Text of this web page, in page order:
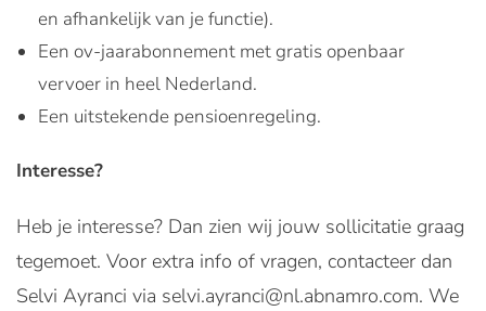
en afhankelijk van je functie).
Een ov-jaarabonnement met gratis openbaar
vervoer in heel Nederland.
Een uitstekende pensioenregeling.
Interesse?
Heb je interesse? Dan zien wij jouw sollicitatie graag
tegemoet. Voor extra info of vragen, contacteer dan
Selvi Ayranci via selvi.ayranci@nl.abnamro.com. We